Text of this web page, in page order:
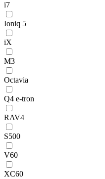
i7
Ioniq 5
iX
M3
Octavia
Q4 e-tron
RAV4
S500
V60
XC60